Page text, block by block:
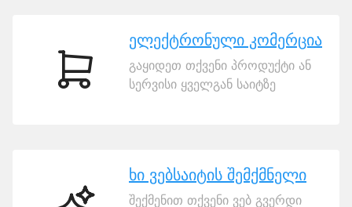
ელექტრონული
ელექტრონული კომერცია
გაყიდეთ თქვენი პროდუქტი ან
სერვისი ყველგან საიტზე
ხი ვებსაიტის შემქმნელი
შექმენით თქვენი ვებ გვერდი